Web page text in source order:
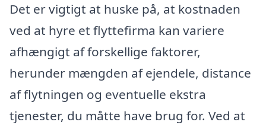
Det er vigtigt at huske på, at kostnaden
ved at hyre et flyttefirma kan variere
afhængigt af forskellige faktorer,
herunder mængden af ejendele, distance
af flytningen og eventuelle ekstra
tjenester, du måtte have brug for. Ved at